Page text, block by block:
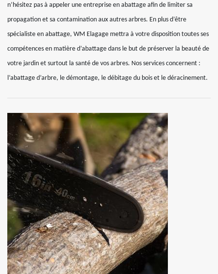
n’hésitez pas à appeler une entreprise en abattage afin de limiter sa
propagation et sa contamination aux autres arbres. En plus d’être
spécialiste en abattage, WM Elagage mettra à votre disposition toutes ses
compétences en matière d’abattage dans le but de préserver la beauté de
votre jardin et surtout la santé de vos arbres. Nos services concernent :
l’abattage d’arbre, le démontage, le débitage du bois et le déracinement.